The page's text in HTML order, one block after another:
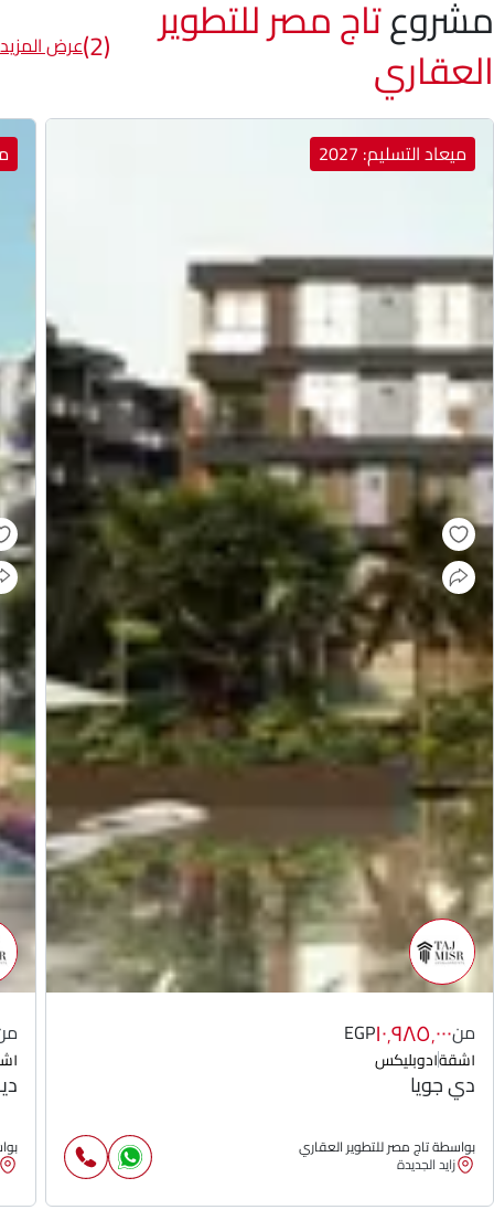
مشروعتاج مصر للتطوير
العقاري (2) عرض المزيد
ميعاد التسليم: 2027
من١٠٬٩٨٥٬٠٠٠EGP
١شقة١دوبليكس
دي جويا
بواسطة تاج مصر للتطوير العقاري
زايد الجديدة
١